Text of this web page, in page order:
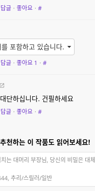
답글 · 좋아요 · #
포함하고 있습니다.
답글 · 좋아요 1 · #
단하십니다. 건필하세요
답글 · 좋아요 · #
천하는 이 작품도 읽어보세요!
는 대머리 부장님, 당신의 비밀은 대
추리/스릴러/일반